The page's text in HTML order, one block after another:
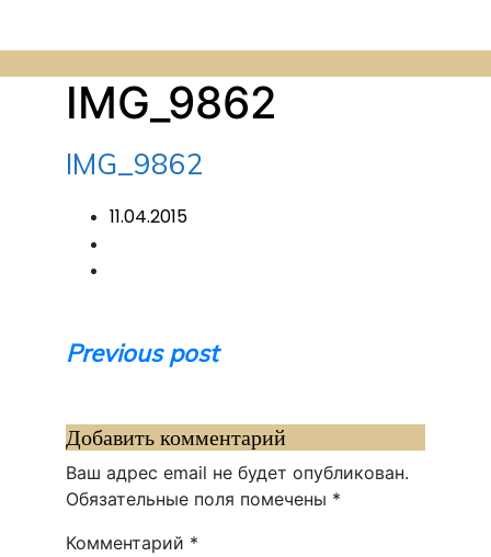
IMG_9862
IMG_9862
11.04.2015
Навигация
записям
Previous post
Добавить комментарий
Ваш адрес email не будет опубликован.
Обязательные поля помечены *
Комментарий *